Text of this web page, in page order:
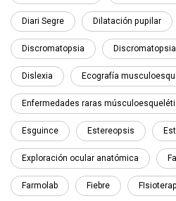
Diari Segre Dilatación pupilar
Discromatopsia
Dislexia Ecografía
Enfermedades raras
Esguince Estereopsis
Exploración ocular anatómica
Farmolab Fiebre